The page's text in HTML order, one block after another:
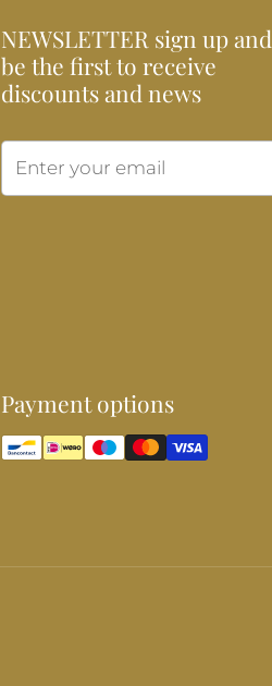
NEWSLETTER sign up and
be the first to receive
discounts and news
Payment options